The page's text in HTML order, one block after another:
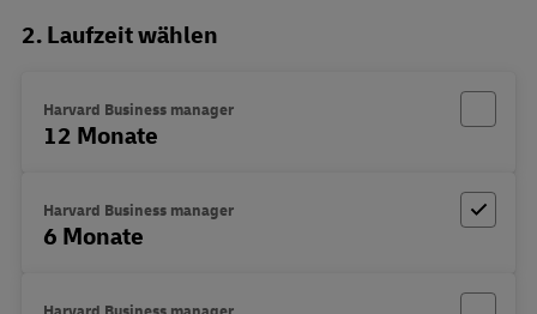
2. Laufzeit wählen
Harvard Business manager
12 Monate
Harvard Business manager
6 Monate